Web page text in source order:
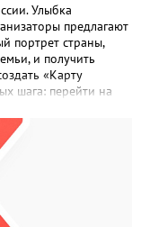
Улыбка
предлагают
портрет страны,
и получить
«Карту
шага: перейти на
– подойдёт портрет
поколений в
городов,
воспоминаниями;
связь с каждым
с правилами
проекта. ‍Заявка